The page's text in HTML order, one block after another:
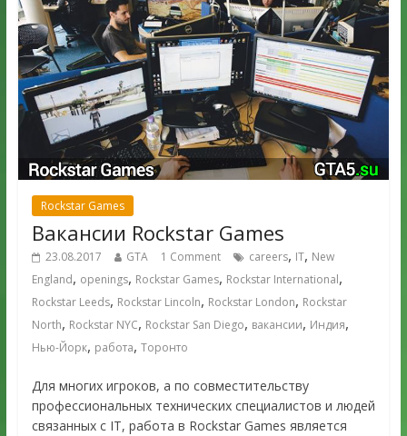
Rockstar Games
Вакансии Rockstar Games
23.08.2017 GTA 1 Comment careers, IT, New
England, openings, Rockstar Games, Rockstar International,
Rockstar Leeds, Rockstar Lincoln, Rockstar London, Rockstar
North, Rockstar NYC, Rockstar San Diego, вакансии, Индия,
Нью-Йорк, работа, Торонто
Для многих игроков, а по совместительству
профессиональных технических специалистов и людей
связанных с IT, работа в Rockstar Games является